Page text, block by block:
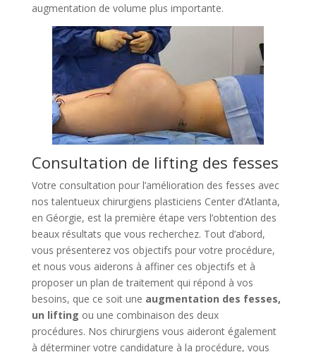
augmentation de volume plus importante.
Consultation de lifting des fesses
Votre consultation pour l’amélioration des fesses avec
nos talentueux chirurgiens plasticiens Center d’Atlanta,
en Géorgie, est la première étape vers l’obtention des
beaux résultats que vous recherchez. Tout d’abord,
vous présenterez vos objectifs pour votre procédure,
et nous vous aiderons à affiner ces objectifs et à
proposer un plan de traitement qui répond à vos
besoins, que ce soit une augmentation des fesses,
un lifting ou une combinaison des deux
procédures. Nos chirurgiens vous aideront également
à déterminer votre candidature à la procédure, vous